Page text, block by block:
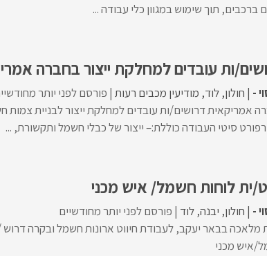
ברכבים, תוך שימוש במגוון כלי עבודה ...
ות עובדים למחלקת ייצור בחברה
- חולון לוד מודיעין מכבים רעות פורסם לפני יותר
אמריקאית דרושים/ות עובדים למחלקת ייצור לבניית צמות
סיטי העבודה כוללת:– ייצור של כבלי חשמל ותקשורת, ...
ית לוחות חשמל/ איש מכני
- חולון יבנה לוד פורסם לפני יותר מחודשיים
מלאכה בבאר יעקב, לעבודת חיווט ארונות חשמל ובקרה דרוש
איש מכני